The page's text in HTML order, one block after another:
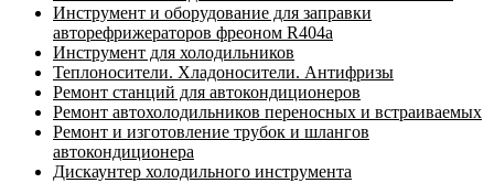
Инструмент и оборудование для заправки
авторефрижераторов фреоном R404a
Инструмент для холодильников
Теплоносители. Хладоносители. Антифризы
Ремонт станций для автокондиционеров
Ремонт автохолодильников переносных и встраиваемых
Ремонт и изготовление трубок и шлангов
автокондиционера
Дискаунтер холодильного инструмента